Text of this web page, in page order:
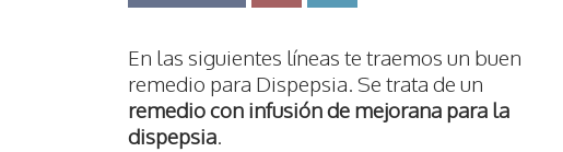
En las siguientes líneas te traemos un buen
remedio para Dispepsia. Se trata de un
remedio con infusión de mejorana para la
dispepsia.